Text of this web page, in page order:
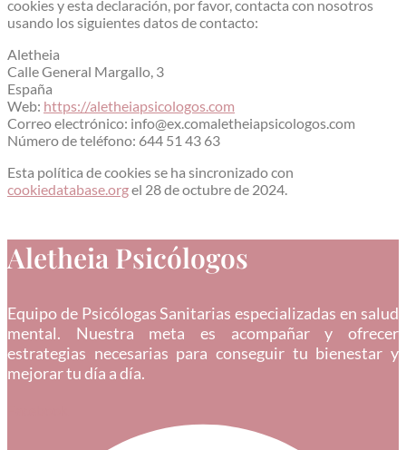
cookies y esta declaración, por favor, contacta con nosotros
usando los siguientes datos de contacto:
Aletheia
Calle General Margallo, 3
España
Web: https://aletheiapsicologos.com
Correo electrónico: info@ex.comaletheiapsicologos.com
Número de teléfono: 644 51 43 63
Esta política de cookies se ha sincronizado con
cookiedatabase.orgel 28 de octubre de 2024.
Aletheia Psicólogos
Equipo de Psicólogas Sanitarias especializadas en salud
mental. Nuestra meta es acompañar y ofrecer
estrategias necesarias para conseguir tu bienestar y
mejorar tu día a día.